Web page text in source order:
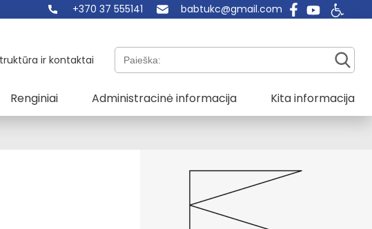
+370 37 555141 babtukc@gmail.com
ir kontaktai Paieška:
Renginiai Administracinė informacija Kita informacija